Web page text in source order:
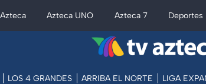
Azteca UNO Azteca 7 Deportes
LOS 4 GRANDES ARRIBA EL NORTE LIGA